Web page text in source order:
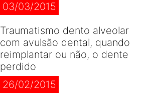
03/03/2015
Traumatismo dento alveolar
com avulsão dental, quando
reimplantar ou não, o dente
perdido
26/02/2015